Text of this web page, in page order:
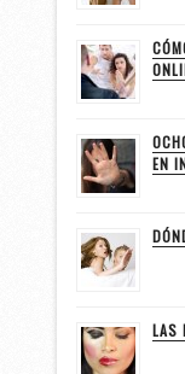
EN
LAS